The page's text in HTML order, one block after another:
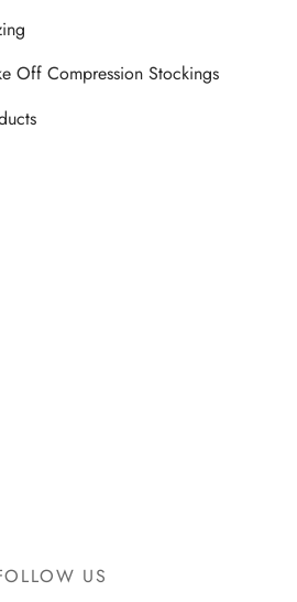
Off Compression Stockings
US